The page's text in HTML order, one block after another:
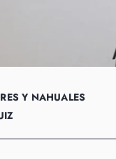
Y NAHUALES